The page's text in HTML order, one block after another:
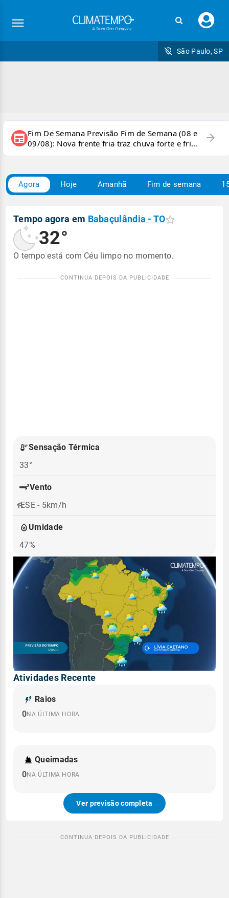
seu
São Paulo, SP
newspaper Fim De Semana Previsão Fim de Semana (08 e
09/08): Nova frente fria traz chuva forte e frio
para áreas do país
arrow_forward
Agora Hoje Amanhã Fim de semana
Tempo agora em Babaçulândia - TO
32°
O tempo está com Céu limpo no momento.
Sensação Térmica
33°
Vento
ESE - 5km/h
Umidade
47%
Atividades Recente
Raios
0NA ÚLTIMA HORA
Queimadas
0NA ÚLTIMA HORA
Ver previsão completa